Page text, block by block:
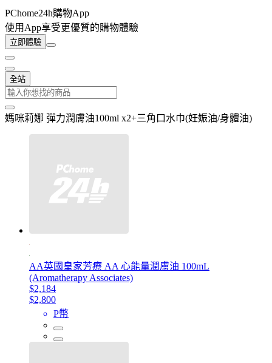
PChome24h購物App
使用App享受更優質的購物體驗
立即體驗
全站
媽咪莉娜 彈力潤膚油100ml x2+三角口水巾(妊娠油/身體油)
AA英國皇家芳療 AA 心能量潤膚油 100mL
(Aromatherapy Associates)
$2,184
$2,800
P幣